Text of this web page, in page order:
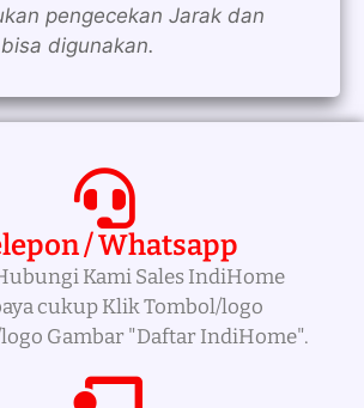
pengecekan Jarak dan
digunakan.
/ Whatsapp
Kami Sales IndiHome
cukup Klik Tombol/logo
Gambar "Daftar IndiHome".